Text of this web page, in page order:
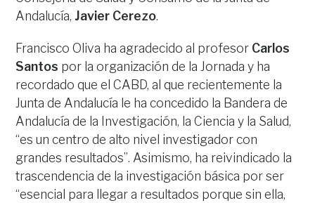
Andalucía, Javier Cerezo.
Francisco Oliva ha agradecido al profesor Carlos
Santos por la organización de la Jornada y ha
recordado que el CABD, al que recientemente la
Junta de Andalucía le ha concedido la Bandera de
Andalucía de la Investigación, la Ciencia y la Salud,
“es un centro de alto nivel investigador con
grandes resultados”. Asimismo, ha reivindicado la
trascendencia de la investigación básica por ser
“esencial para llegar a resultados porque sin ella,